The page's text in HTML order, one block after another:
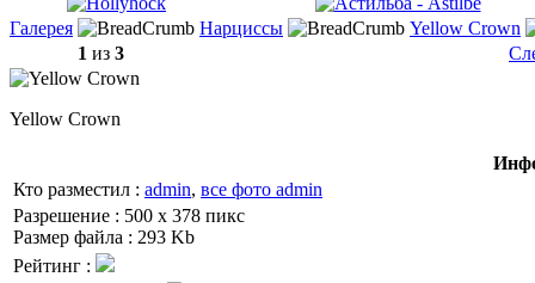
Галерея Нарциссы
Yellow Crown
1 из 3
Yellow Crown
Кто разместил : admin, все фото admin
Разрешение : 500 x 378 пикс
Размер файла : 293 Kb
Рейтинг :